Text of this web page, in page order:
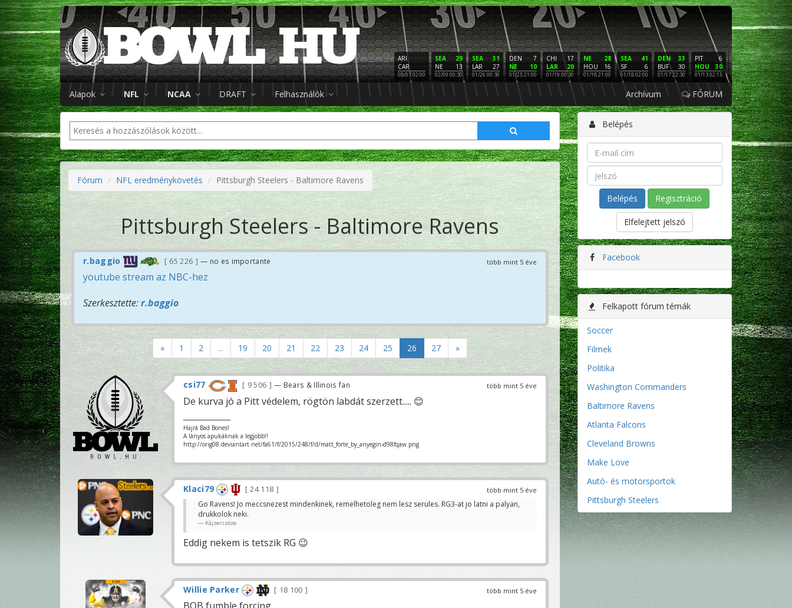
ARI
CAR
08/07 02:00
29
SEA
13
NE
02/09 00:30
31
SEA
27
LAR
01/26 00:30
7
DEN
10
NE
01/25 21:00
17
CHI
20
LAR
01/19 00:30
28
NE
16
HOU
01/18 21:00
41
SEA
6
SF
01/18 02:00
33
DEN
30
BUF
01/17 22:30
6
PIT
30
HOU
01/13 02:15
16
NE
3
LAC
01/12 02:00
PHI
SF
01/11
Alapok NFL NCAA DRAFT Felhasználók Archívum FÓRUM
Fórum NFL eredménykövetés Pittsburgh Steelers - Baltimore Ravens
Pittsburgh Steelers - Baltimore Ravens
több mint 5 éve
r.baggio 65 226 — no es importante
youtube stream az NBC-hez
Szerkesztette:r.baggio
« 1 2 ... 19 20 21 22 23 24 25 26 27 »
több mint 5 éve
csi77 9 506 — Bears & Illinois fan
De kurva jó a Pitt védelem, rögtön labdát szerzett..... 😊
Hajrá Bad Bones!
A lányos apukáknak a legjobb!!
http://orig08.deviantart.net/fa61/f/2015/248/f/d/matt_forte_by_anyegin-d98fqaw.png
több mint 5 éve
Klaci79
24 118
Go Ravens! Jo meccsnezest mindenkinek, remelhetoleg nem lesz serules. RG3-at jo latni a palyan,
drukkolok neki.
Kájzerszóze
Eddig nekem is tetszik RG 😉
több mint 5 éve
Willie Parker 18 100
Belépés
Regisztráció
Elfelejtett jelszó
Facebook
Felkapott fórum témák
Soccer
Filmek
Politika
Washington Commanders
Baltimore Ravens
Atlanta Falcons
Cleveland Browns
Make Love
Autó- és motorsportok
Pittsburgh Steelers